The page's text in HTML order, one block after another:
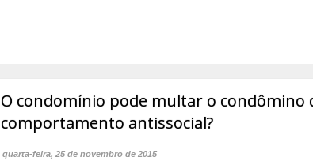
O condomínio pode multar o condômino
comportamento antissocial?
quarta-feira, 25 de novembro de 2015